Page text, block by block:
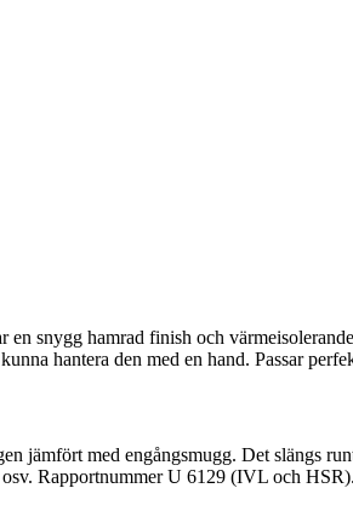
snygg hamrad finish och
hantera den med en hand. Passar
jämfört med engångsmugg. Det slängs
Rapportnummer U 6129 (IVL och HSR).